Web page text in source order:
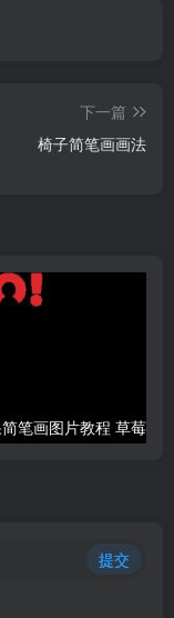
下一篇
椅子简笔画画法
提交